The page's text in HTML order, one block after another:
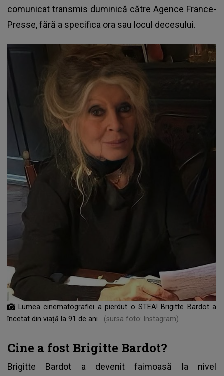
comunicat transmis duminică către Agence France-
Presse, fără a specifica ora sau locul decesului.
Lumea cinematografiei a pierdut o STEA! Brigitte Bardot a
încetat din viață la 91 de ani
(sursa foto: Instagram)
Cine a fost Brigitte Bardot?
Brigitte Bardot a devenit faimoasă la nivel